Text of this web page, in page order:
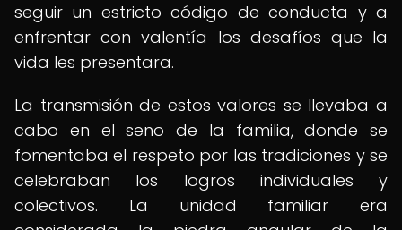
seguir un estricto código de conducta y a
enfrentar con valentía los desafíos que la
vida les presentara.
La transmisión de estos valores se llevaba a
cabo en el seno de la familia, donde se
fomentaba el respeto por las tradiciones y se
celebraban los logros individuales y
colectivos. La unidad familiar era